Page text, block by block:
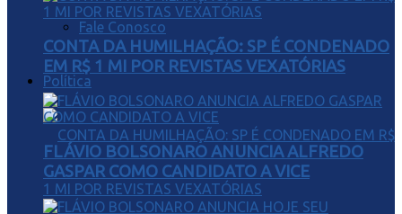
Fale Conosco
Política
CONTA DA HUMILHAÇÃO: SP É CONDENADO
EM R$ 1 MI POR REVISTAS VEXATÓRIAS
FLÁVIO BOLSONARO ANUNCIA ALFREDO
GASPAR COMO CANDIDATO A VICE